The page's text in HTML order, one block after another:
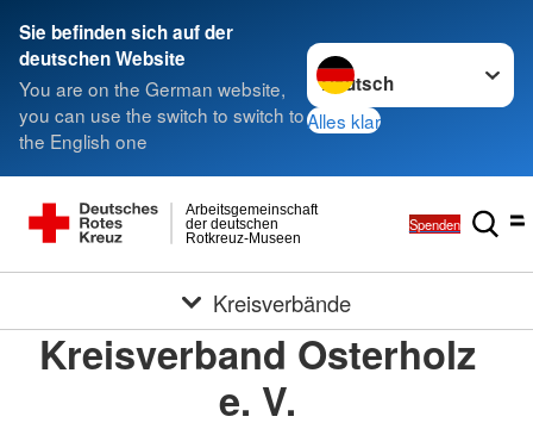
Sie befinden sich auf der
deutschen Website
You are on the German website,
you can use the switch to switch to
the English one
Sprache wechseln zu
Alles klar
Rotkreuz-Museen
der deutschen
Arbeitsgemeinschaft
Spenden
Kreisverbände
Kreisverband Osterholz
e. V.